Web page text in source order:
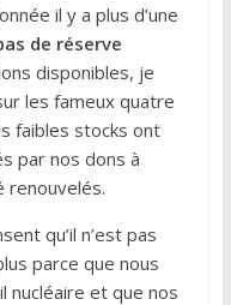
il y a plus d’une
de réserve
disponibles, je
les fameux quatre
faibles stocks ont
par nos dons à
renouvelés.
qu’il n’est pas
parce que nous
nucléaire et que nos